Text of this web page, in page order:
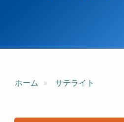
ホーム サテライト